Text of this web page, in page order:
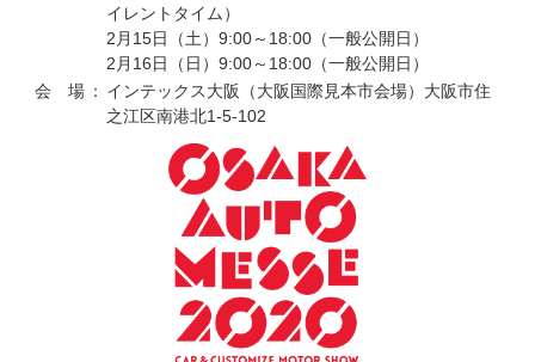
イレントタイム）
2月15日（土）9:00～18:00（一般公開日）
2月16日（日）9:00～18:00（一般公開日）
会 場 ： インテックス大阪（大阪国際見本市会場）大阪市住
之江区南港北1-5-102